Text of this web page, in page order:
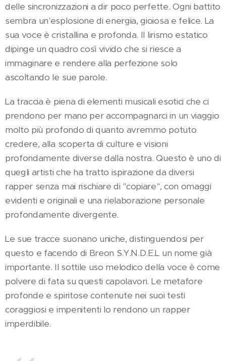
delle sincronizzazioni a dir poco perfette. Ogni battito
sembra un'esplosione di energia, gioiosa e felice. La
sua voce è cristallina e profonda. Il lirismo estatico
dipinge un quadro così vivido che si riesce a
immaginare e rendere alla perfezione solo
ascoltando le sue parole.
La traccia è piena di elementi musicali esotici che ci
prendono per mano per accompagnarci in un viaggio
molto più profondo di quanto avremmo potuto
credere, alla scoperta di culture e visioni
profondamente diverse dalla nostra. Questo è uno di
quegli artisti che ha tratto ispirazione da diversi
rapper senza mai rischiare di "copiare", con omaggi
evidenti e originali e una rielaborazione personale
profondamente divergente.
Le sue tracce suonano uniche, distinguendosi per
questo e facendo di Breon S.Y.N.D.E.L un nome già
importante. Il sottile uso melodico della voce è come
polvere di fata su questi capolavori. Le metafore
profonde e spiritose contenute nei suoi testi
coraggiosi e impenitenti lo rendono un rapper
imperdibile.